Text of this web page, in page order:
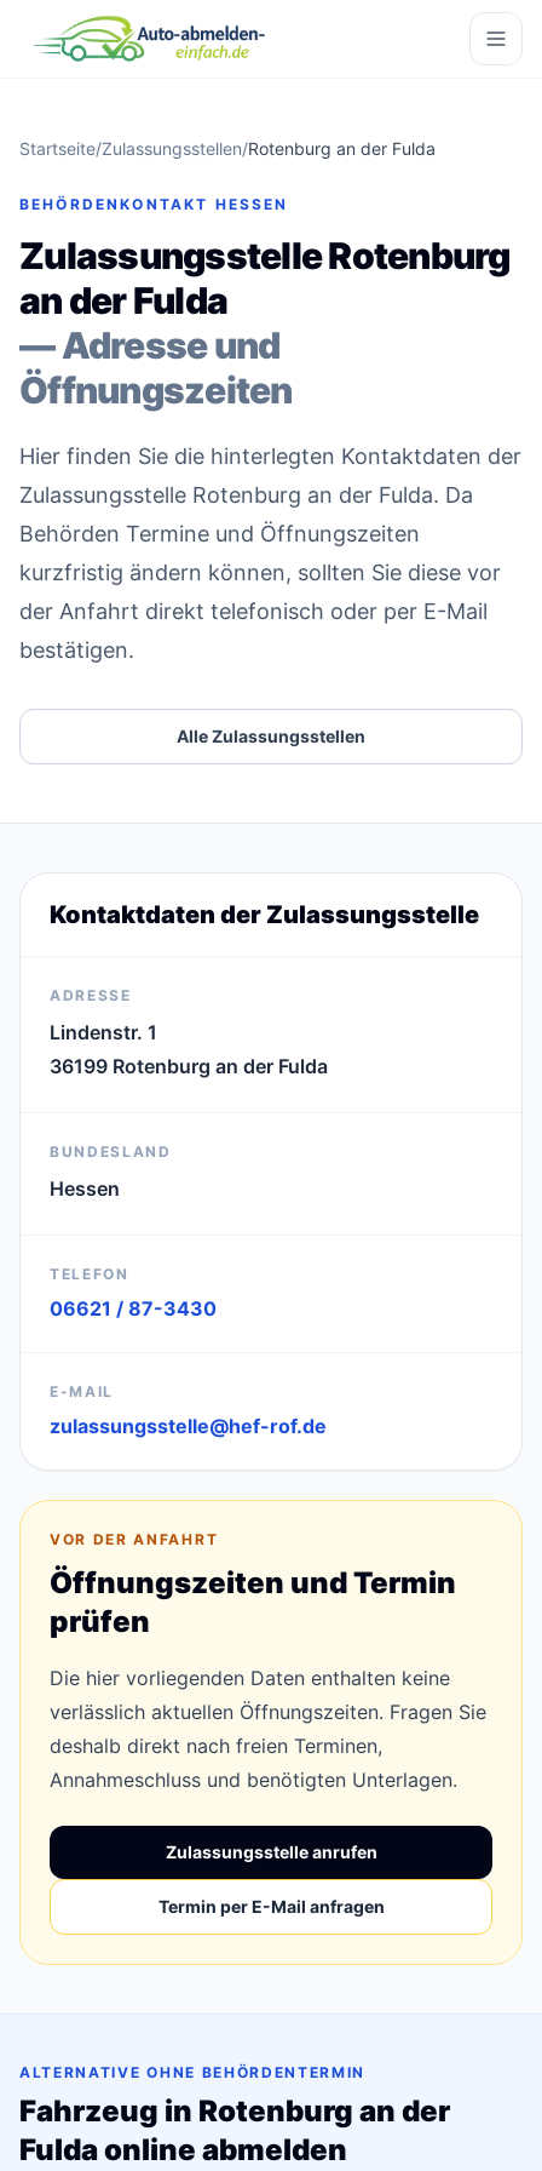
Startseite/Zulassungsstellen/Rotenburg an der Fulda
BEHÖRDENKONTAKT HESSEN
Zulassungsstelle Rotenburg
an der Fulda
— Adresse und
Öffnungszeiten
Hier finden Sie die hinterlegten Kontaktdaten der
Zulassungsstelle Rotenburg an der Fulda. Da
Behörden Termine und Öffnungszeiten
kurzfristig ändern können, sollten Sie diese vor
der Anfahrt direkt telefonisch oder per E-Mail
bestätigen.
Alle Zulassungsstellen
Kontaktdaten der Zulassungsstelle
ADRESSE
Lindenstr. 1
36199 Rotenburg an der Fulda
BUNDESLAND
Hessen
TELEFON
06621 / 87-3430
E-MAIL
zulassungsstelle@hef-rof.de
VOR DER ANFAHRT
Öffnungszeiten und Termin
prüfen
Die hier vorliegenden Daten enthalten keine
verlässlich aktuellen Öffnungszeiten. Fragen Sie
deshalb direkt nach freien Terminen,
Annahmeschluss und benötigten Unterlagen.
Zulassungsstelle anrufen
Termin per E-Mail anfragen
ALTERNATIVE OHNE BEHÖRDENTERMIN
Fahrzeug in Rotenburg an der
Fulda online abmelden